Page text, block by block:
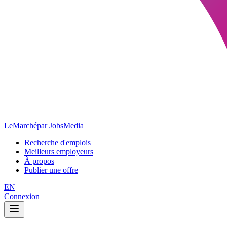
LeMarchépar JobsMedia
Recherche d'emplois
Meilleurs employeurs
À propos
Publier une offre
EN
Connexion